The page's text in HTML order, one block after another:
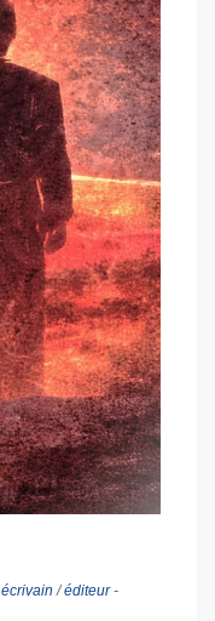
écrivain /éditeur-